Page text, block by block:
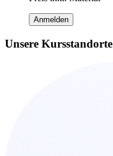
Anmelden
Unsere Kursstandorte